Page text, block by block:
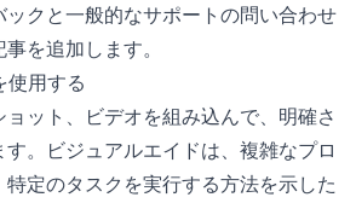
ックと一般的なサポートの問い合わせ
を追加します。
使用する
ット、ビデオを組み込んで、明確さ
。ビジュアルエイドは、複雑なプロ
定のタスクを実行する方法を示した